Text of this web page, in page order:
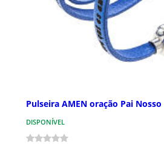
Pulseira AMEN oração Pai
DISPONÍVEL